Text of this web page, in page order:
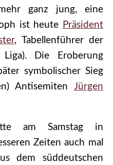
ganz jung, eine
ist heute Präsident
, Tabellenführer der
Die Eroberung
symbolischer Sieg
Antisemiten Jürgen
am Samstag in
Zeiten auch mal
dem süddeutschen